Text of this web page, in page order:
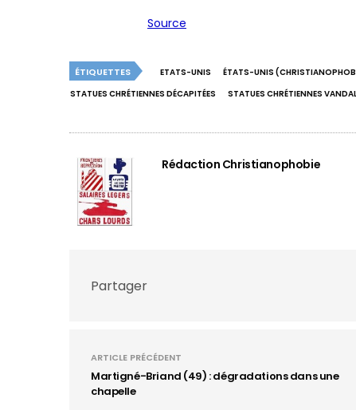
Source
ÉTIQUETTES ETATS-UNIS ÉTATS-UNIS
STATUES CHRÉTIENNES DÉCAPITÉES
STATUES CHRÉTIENNES
Rédaction Christianophobie
Partager
ARTICLE PRÉCÉDENT
Martigné-Briand (49) : dégradations dans une
chapelle